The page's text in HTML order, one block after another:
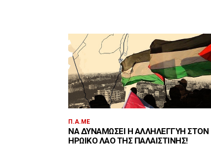
Π.Α.ΜΕ
ΝΑ ΔΥΝΑΜΏΣΕΙ Η ΑΛΛΗΛΕΓΓΎΗ ΣΤΟΝ
ΗΡΩΙΚΌ ΛΑΌ ΤΗΣ ΠΑΛΑΙΣΤΊΝΗΣ!